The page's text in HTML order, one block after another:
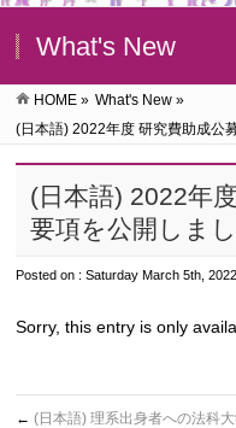
What's New
HOME » What's New »
(日本語) 2022年度 研究費助成公
(日本語) 2022年
要項を公開しまし
Posted on : Saturday March 5th, 2022
Sorry, this entry is only
← (日本語) 理系出身者への法科